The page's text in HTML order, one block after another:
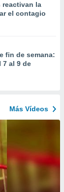
reactivan la
el contagio
fin de semana:
7 al 9 de
Más Vídeos